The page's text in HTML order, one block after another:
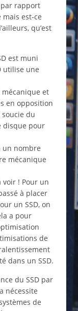
rapport
est-ce
qu’est
est muni
utilise une
mécanique et
en opposition
du
disque pour
un nombre
mécanique
voir ! Pour un
à placer
un SSD, on
a pour
de
dans un SSD.
du SSD par
nécessite
de